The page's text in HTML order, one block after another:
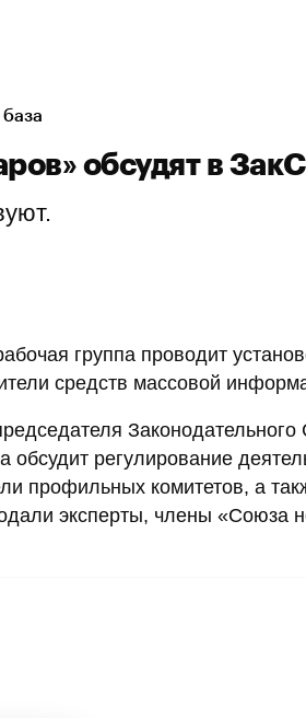
обсудят в
группа проводит
средств массовой
обсудит регулирование
профильных комитетов, а
эксперты, члены «Союза